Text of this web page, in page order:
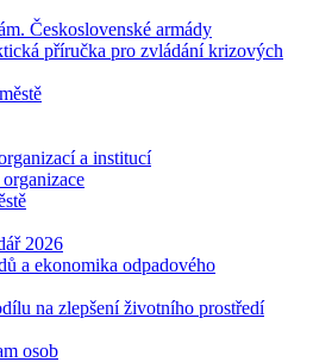
Československé armády
příručka pro zvládání krizových
a institucí
2026
a ekonomika odpadového
na zlepšení životního prostředí
osob